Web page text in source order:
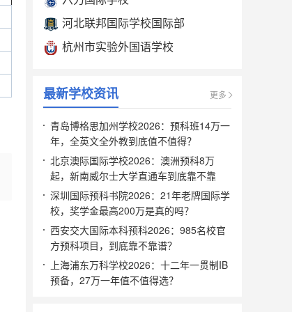
河北联邦国际学校国际部
杭州市实验外国语学校
最新学校资讯 更多
青岛博格思加州学校2026：预科班14万一
年，全英文全外教到底值不值得？
北京澳际国际学校2026：澳洲预科8万
起，新南威尔士大学直通车到底靠不靠
谱？
深圳国际预科书院2026：21年老牌国际学
校，奖学金最高200万是真的吗？
西安交大国际本科预科2026：985名校官
方预科项目，到底靠不靠谱？
上海浦东万科学校2026：十二年一贯制IB
预备，27万一年值不值得选？
马可波罗国际教育学校招生阶段有哪
些？
马可波罗国际教育学校有国际初中部、
国际高中部。同学们可以参考一分钟看
校详细参考。
马可波罗国际教育学校国际高中的招生
对象是？
目前，马可波罗国际教育学校国际高中
的招生对象是高中在读学生。本地学生
和外地学生均可报读马可波罗国际教育